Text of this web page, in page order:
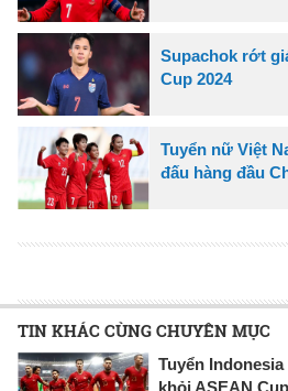
Supachok rớt
Cup 2024
Tuyển nữ Việt
đấu hàng đầu
TIN KHÁC CÙNG CHUYÊN MỤC
Tuyển
khỏi ASEAN